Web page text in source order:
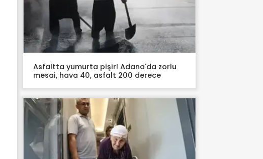
Asfaltta yumurta pişir! Adana'da zorlu
mesai, hava 40, asfalt 200 derece